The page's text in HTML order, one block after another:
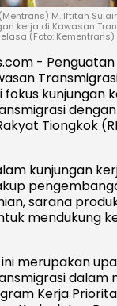
M. Iftitah
kerja di Kawasan
(Foto: Kementrans)
-
fokus kunjungan
Tiongkok
kunjungan
sarana
mendukung
merupakan
dalam
Kerja